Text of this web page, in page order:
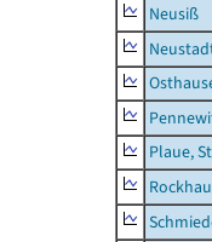
Neusiß
Plaue,